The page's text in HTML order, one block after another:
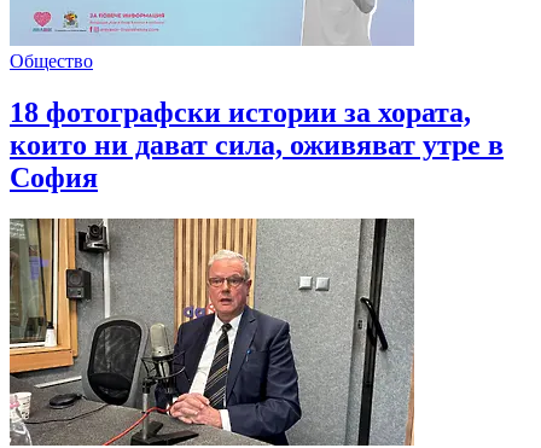
Общество
18 фотографски истории за хората,
които ни дават сила, оживяват утре в
София